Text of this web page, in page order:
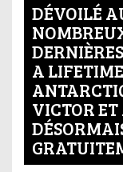
DÉVOILÉ
A
VICTOR